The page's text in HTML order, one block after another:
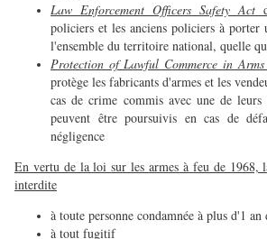
Law Enforcement Officers Safety Act
policiers et les anciens policiers à porter
l'ensemble du territoire national, quelle
Protection of Lawful Commerce in
protège les fabricants d'armes et les
cas de crime commis avec une de
peuvent être poursuivis en cas de
négligence
En vertu de la loi sur les armes à feu de 1968,
interdite
à toute personne condamnée à plus d'1 an
à tout fugitif